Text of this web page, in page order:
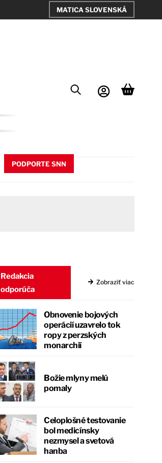
MATICA SLOVENSKÁ
PODPORTE SNN
Redakcia
odporúča
Zobraziť viac
Obnovenie bojových
operácií uzavrelo tok
ropy z perzských
monarchií
Božie mlyny melú
pomaly
Celoplošné testovanie
bol medicínsky
nezmysel a svetová
hanba